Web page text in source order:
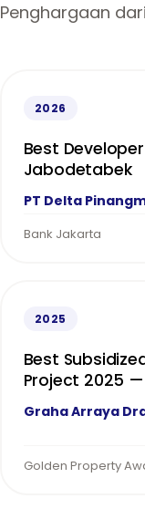
Penghargaan
2026
Best
Jabodetabek
PT Delta
Bank Jakarta
2025
Best
Project 2025
Graha Arraya
Golden Property